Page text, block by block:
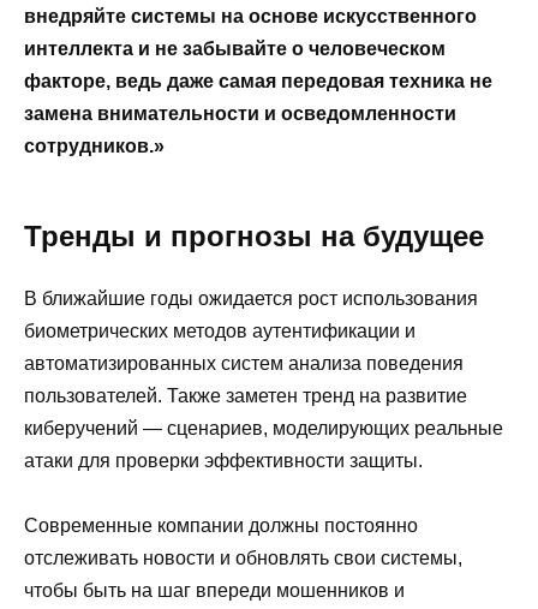
внедряйте системы на основе искусственного
интеллекта и не забывайте о человеческом
факторе, ведь даже самая передовая техника не
замена внимательности и осведомленности
сотрудников.»
Тренды и прогнозы на будущее
В ближайшие годы ожидается рост использования
биометрических методов аутентификации и
автоматизированных систем анализа поведения
пользователей. Также заметен тренд на развитие
киберучений — сценариев, моделирующих реальные
атаки для проверки эффективности защиты.
Современные компании должны постоянно
отслеживать новости и обновлять свои системы,
чтобы быть на шаг впереди мошенников и